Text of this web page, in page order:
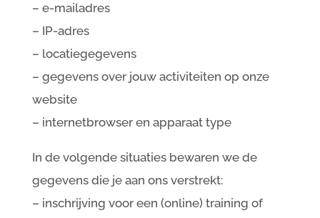
– e-mailadres
– IP-adres
– locatiegegevens
– gegevens over jouw activiteiten op onze
website
– internetbrowser en apparaat type
In de volgende situaties bewaren we de
gegevens die je aan ons verstrekt:
– inschrijving voor een (online) training of